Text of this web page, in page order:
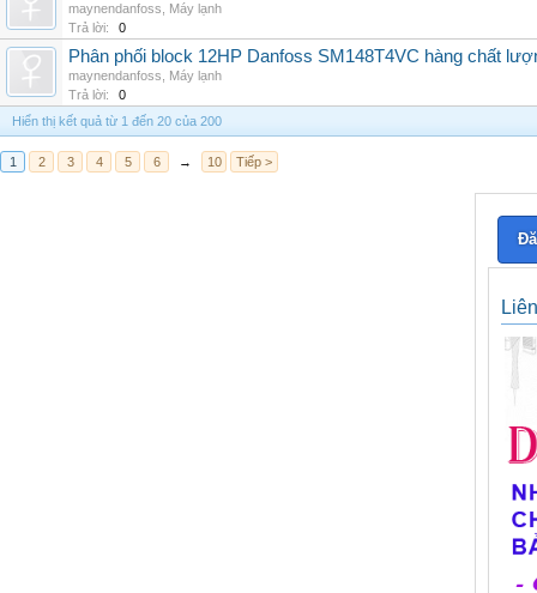
maynendanfoss
Máy lạnh
Trả lời:
0
Phân phối block 12HP Danfoss SM148T4VC hàng chất
maynendanfoss
Máy lạnh
Trả lời:
0
Hiển thị kết quả từ 1 đến 20 của 200
1 2 3 4 5 6 → 10 Tiếp >